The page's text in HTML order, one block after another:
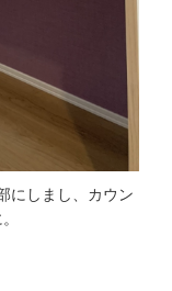
にしまし、カウン